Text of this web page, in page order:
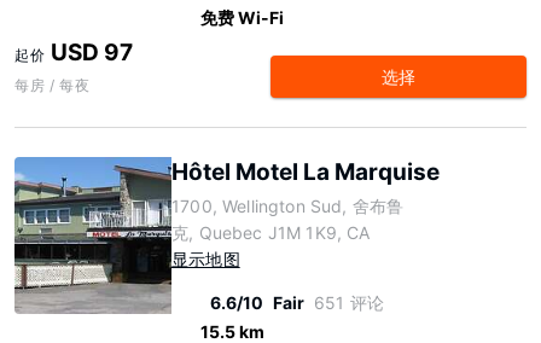
免费 Wi-Fi
起价 USD 97
每房 / 每夜 选择
Hôtel Motel La Marquise
1700, Wellington Sud, 舍布鲁
克, Quebec J1M 1K9, CA
显示地图
6.6/10 Fair 651 评论
15.5 km